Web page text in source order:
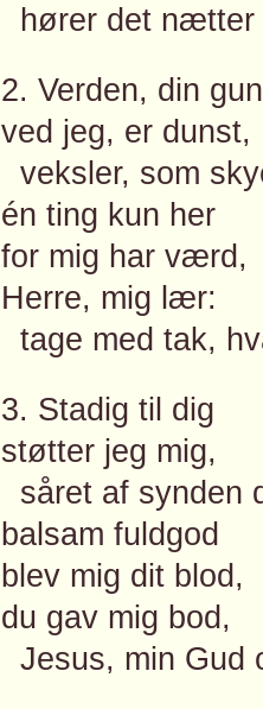
hører det
2. Verden, din
ved jeg, er dunst,
veksler, som
én ting kun her
for mig har værd,
Herre, mig lær:
tage med tak,
3. Stadig til dig
støtter jeg mig,
såret af synden
balsam fuldgod
blev mig dit blod,
du gav mig bod,
Jesus, min Gud